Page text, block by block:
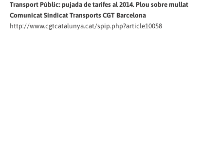
Transport Públic: pujada de tarifes al 2014. Plou sobre mullat
Comunicat Sindicat Transports CGT Barcelona
http://www.cgtcatalunya.cat/spip.php?article10058